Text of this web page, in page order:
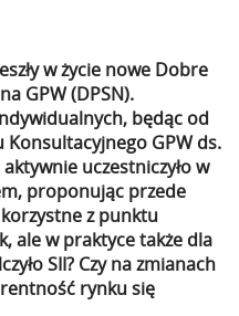
w życie nowe Dobre
GPW (DPSN).
będąc od
GPW ds.
uczestniczyło w
proponując przede
z punktu
ale w praktyce także dla
SII? Czy na zmianach
rynku się